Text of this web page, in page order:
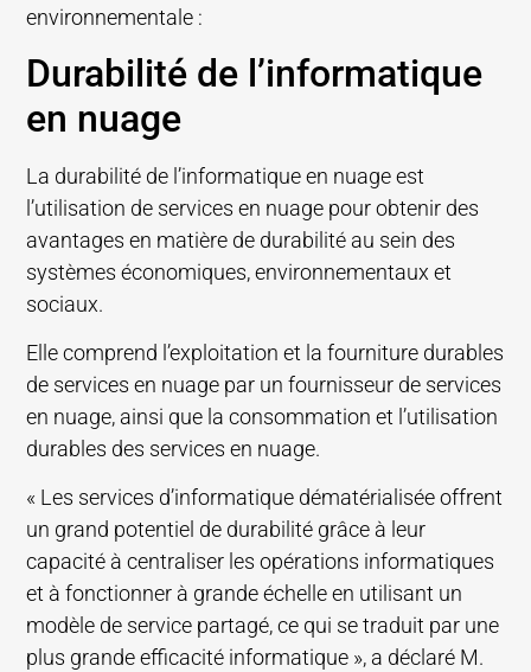
environnementale :
Durabilité de l’informatique
en nuage
La durabilité de l’informatique en nuage est
l’utilisation de services en nuage pour obtenir des
avantages en matière de durabilité au sein des
systèmes économiques, environnementaux et
sociaux.
Elle comprend l’exploitation et la fourniture durables
de services en nuage par un fournisseur de services
en nuage, ainsi que la consommation et l’utilisation
durables des services en nuage.
« Les services d’informatique dématérialisée offrent
un grand potentiel de durabilité grâce à leur
capacité à centraliser les opérations informatiques
et à fonctionner à grande échelle en utilisant un
modèle de service partagé, ce qui se traduit par une
plus grande efficacité informatique », a déclaré M.